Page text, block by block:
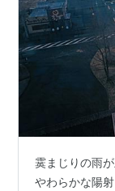
霙まじりの雨
やわらかな陽